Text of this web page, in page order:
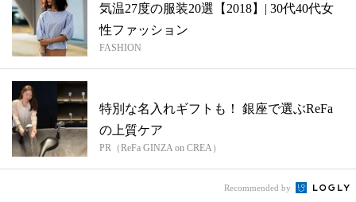
気温27度の服装20選【2018】| 30代40代女
性ファッション
FASHION
特別な名入れギフトも！ 銀座で選ぶReFa
の上質ケア
PR（ReFa GINZA on CREA）
Recommended by